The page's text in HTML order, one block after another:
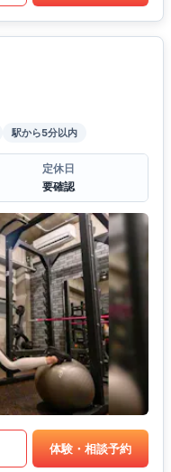
駅から5分以内
定休日
要確認
体験・相談予約